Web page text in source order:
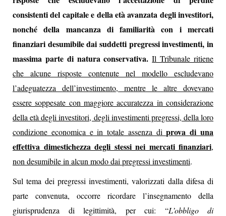
consistenti del capitale e della età avanzata degli investitori,
nonché della mancanza di familiarità con i mercati
finanziari desumibile dai suddetti pregressi investimenti, in
massima parte di natura conservativa. Il Tribunale ritiene
che alcune risposte contenute nel modello escludevano
l’adeguatezza dell’investimento, mentre le altre dovevano
essere soppesate con maggiore accuratezza in considerazione
della età degli investitori, degli investimenti pregressi, della loro
condizione economica e in totale assenza diprova di una
effettiva dimestichezza degli stessi nei mercati finanziari,
non desumibile in alcun modo dai pregressi investimenti.
Sul tema dei pregressi investimenti, valorizzati dalla difesa di
parte convenuta, occorre ricordare l’insegnamento della
giurisprudenza di legittimità, per cui: “L’obbligo di